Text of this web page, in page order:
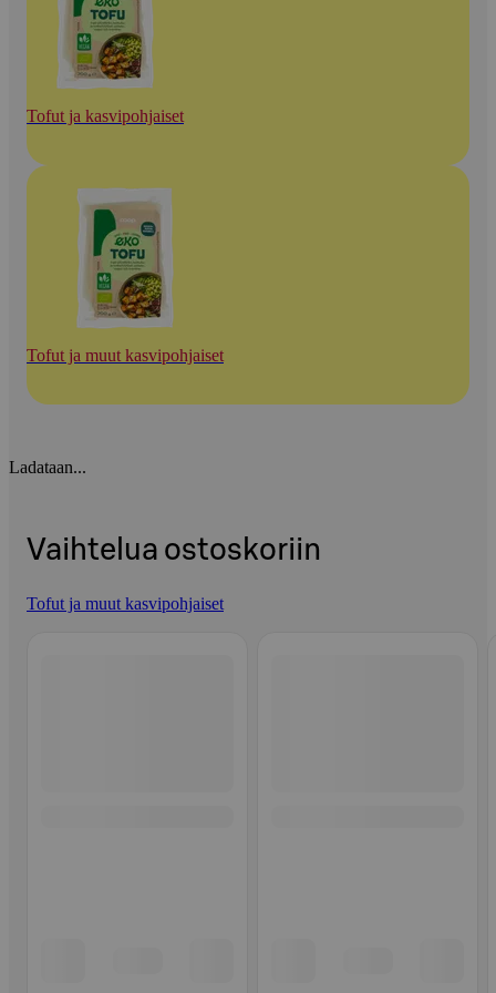
Tofut ja kasvipohjaiset
Tofut ja muut kasvipohjaiset
Ladataan...
Vaihtelua ostoskoriin
Tofut ja muut kasvipohjaiset